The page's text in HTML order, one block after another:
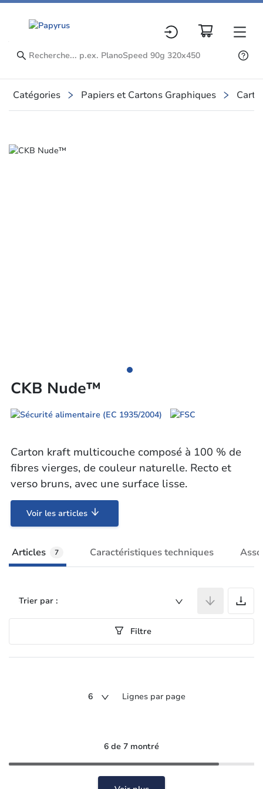
Catégories Papiers et Cartons Graphiques
Slide 1 of 1
CKB Nude™
Carton kraft multicouche composé à 100 % de
fibres vierges, de couleur naturelle. Recto et
verso bruns, avec une surface lisse.
Voir les articles
Articles 7 Caractéristiques techniques
Trier par :
Filtre
6 Lignes par page
6 de 7 montré